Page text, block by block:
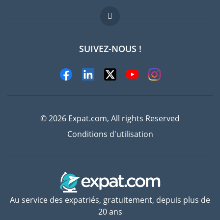
Offres d'emploi
FAQ
Experts
SUIVEZ-NOUS !
© 2026 Expat.com, All rights Reserved
Conditions d'utilisation
Au service des expatriés, gratuitement, depuis plus de
20 ans